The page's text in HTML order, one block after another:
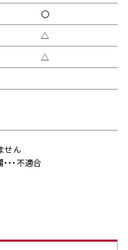
〇
△
△
せん
・・不適合